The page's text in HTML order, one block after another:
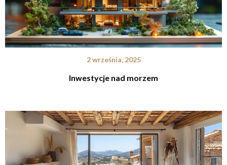
2 września, 2025
Inwestycje nad morzem